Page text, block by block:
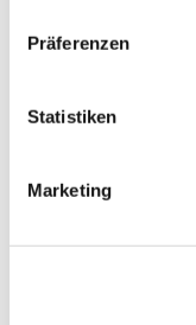
Präferenzen
Statistiken
Marketing